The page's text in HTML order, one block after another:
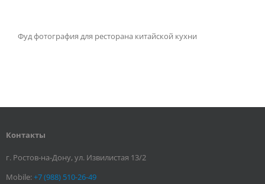
Фуд фотография для ресторана китайской кухни
Контакты
г. Ростов-на-Дону, ул. Извилистая 13/2
Mobile:+7 (988) 510-26-49